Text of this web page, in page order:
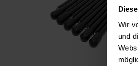
Wir
und